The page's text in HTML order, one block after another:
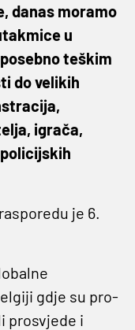
danas moramo
u
teškim
do velikih
igrača,
je 6.
gdje su pro-
prosvjede i